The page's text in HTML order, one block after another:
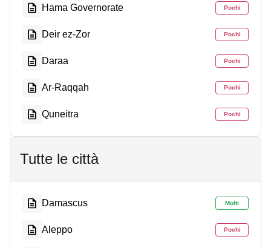
Hama Governorate Pochi
Deir ez-Zor Pochi
Daraa Pochi
Ar-Raqqah Pochi
Quneitra Pochi
Tutte le città
Damascus Molti
Aleppo Pochi